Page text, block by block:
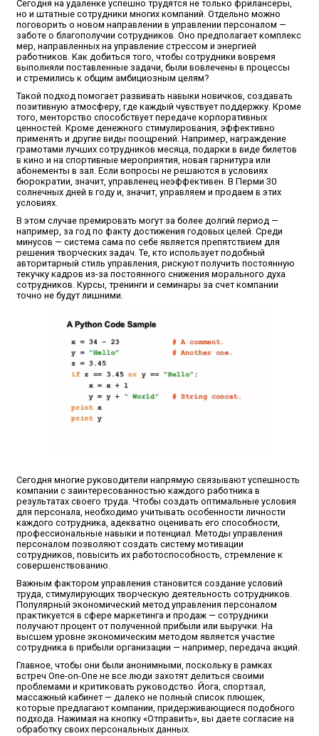
Сегодня на удаленке успешно трудятся не только фрилансеры,
но и штатные сотрудники многих компаний. Отдельно можно
поговорить о новом направлении в управлении персоналом —
заботе о благополучии сотрудников. Оно предполагает комплекс
мер, направленных на управление стрессом и энергией
работников. Как добиться того, чтобы сотрудники вовремя
выполняли поставленные задачи, были вовлечены в процессы
и стремились к общим амбициозным целям?
Такой подход помогает развивать навыки новичков, создавать
позитивную атмосферу, где каждый чувствует поддержку. Кроме
того, менторство способствует передаче корпоративных
ценностей. Кроме денежного стимулирования, эффективно
применять и другие виды поощрений. Например, награждение
грамотами лучших сотрудников месяца, подарки в виде билетов
в кино и на спортивные мероприятия, новая гарнитура или
абонементы в зал. Если вопросы не решаются в условиях
бюрократии, значит, управленец неэффективен. В Перми 30
солнечных дней в году и, значит, управляем и продаем в этих
условиях.
В этом случае премировать могут за более долгий период —
например, за год по факту достижения годовых целей. Среди
минусов — система сама по себе является препятствием для
решения творческих задач. Те, кто использует подобный
авторитарный стиль управления, рискуют получить постоянную
текучку кадров из-за постоянного снижения морального духа
сотрудников. Курсы, тренинги и семинары за счет компании
точно не будут лишними.
Сегодня многие руководители напрямую связывают успешность
компании с заинтересованностью каждого работника в
результатах своего труда. Чтобы создать оптимальные условия
для персонала, необходимо учитывать особенности личности
каждого сотрудника, адекватно оценивать его способности,
профессиональные навыки и потенциал. Методы управления
персоналом позволяют создать систему мотивации
сотрудников, повысить их работоспособность, стремление к
совершенствованию.
Важным фактором управления становится создание условий
труда, стимулирующих творческую деятельность сотрудников.
Популярный экономический метод управления персоналом
практикуется в сфере маркетинга и продаж — сотрудники
получают процент от полученной прибыли или выручки. На
высшем уровне экономическим методом является участие
сотрудника в прибыли организации — например, передача акций.
Главное, чтобы они были анонимными, поскольку в рамках
встреч One-on-One не все люди захотят делиться своими
проблемами и критиковать руководство. Йога, спортзал,
массажный кабинет — далеко не полный список плюшек,
которые предлагают компании, придерживающиеся подобного
подхода. Нажимая на кнопку «Отправить», вы даете согласие на
обработку своих персональных данных.